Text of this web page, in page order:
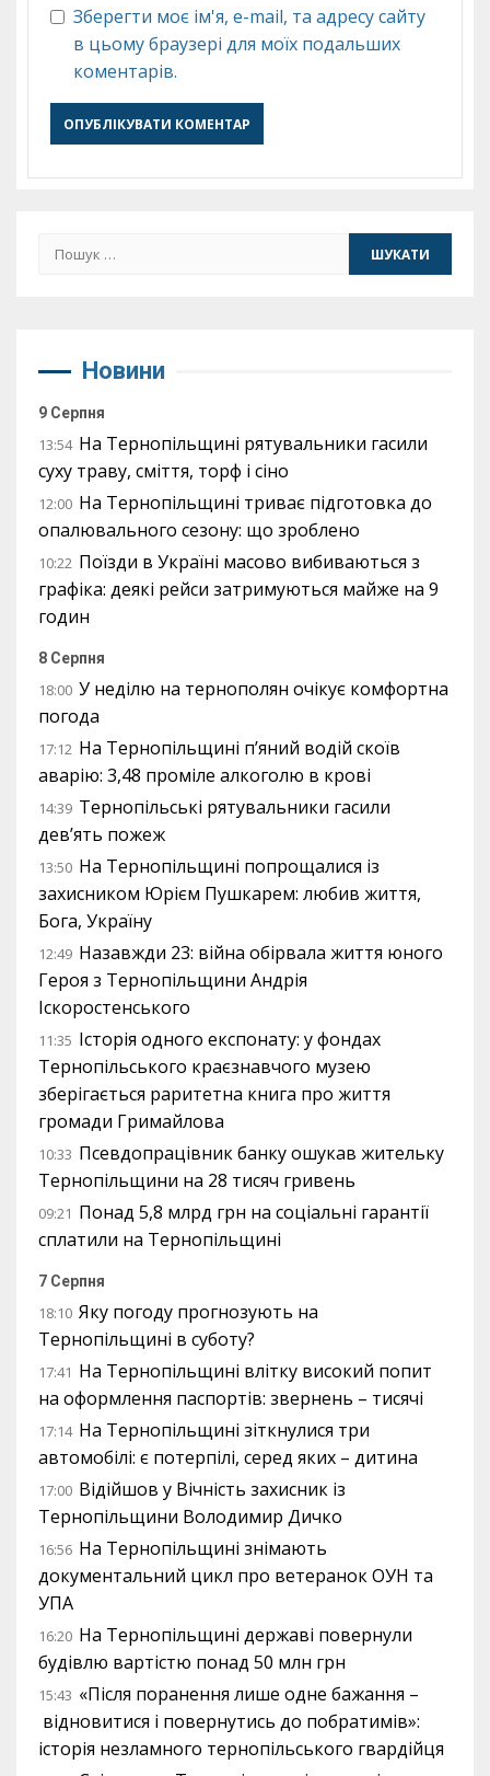
Зберегти моє ім'я, e-mail, та адресу сайту
в цьому браузері для моїх подальших
коментарів.
Пошук:
Новини
9 Серпня
13:54 На Тернопільщині рятувальники гасили
суху траву, сміття, торф і сіно
12:00 На Тернопільщині триває підготовка до
опалювального сезону: що зроблено
10:22 Поїзди в Україні масово вибиваються з
графіка: деякі рейси затримуються майже на 9
годин
8 Серпня
18:00 У неділю на тернополян очікує комфортна
погода
17:12 На Тернопільщині п’яний водій скоїв
аварію: 3,48 проміле алкоголю в крові
14:39 Тернопільські рятувальники гасили
дев’ять пожеж
13:50 На Тернопільщині попрощалися із
захисником Юрієм Пушкарем: любив життя,
Бога, Україну
12:49 Назавжди 23: війна обірвала життя юного
Героя з Тернопільщини Андрія
Іскоростенського
11:35 Історія одного експонату: у фондах
Тернопільського краєзнавчого музею
зберігається раритетна книга про життя
громади Гримайлова
10:33 Псевдопрацівник банку ошукав жительку
Тернопільщини на 28 тисяч гривень
09:21 Понад 5,8 млрд грн на соціальні гарантії
сплатили на Тернопільщині
7 Серпня
18:10 Яку погоду прогнозують на
Тернопільщині в суботу?
17:41 На Тернопільщині влітку високий попит
на оформлення паспортів: звернень – тисячі
17:14 На Тернопільщині зіткнулися три
автомобілі: є потерпілі, серед яких – дитина
17:00 Відійшов у Вічність захисник із
Тернопільщини Володимир Дичко
16:56 На Тернопільщині знімають
документальний цикл про ветеранок ОУН та
УПА
16:20 На Тернопільщині державі повернули
будівлю вартістю понад 50 млн грн
15:43 «Після поранення лише одне бажання –
відновитися і повернутись до побратимів»:
історія незламного тернопільського гвардійця